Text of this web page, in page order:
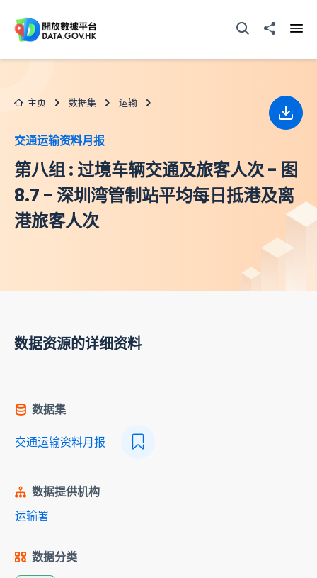
打开搜寻器分享至
主页 数据集 运输
交通运输资料月报
第八组 : 过境车辆交通及旅客人次 - 图
8.7 - 深圳湾管制站平均每日抵港及离
港旅客人次
下载
数据资源的详细资料
数据集
交通运输资料月报
数据提供机构
运输署
数据分类